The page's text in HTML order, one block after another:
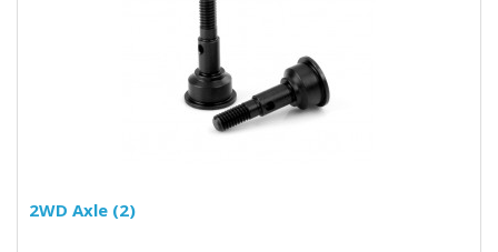
2WD Axle (2)